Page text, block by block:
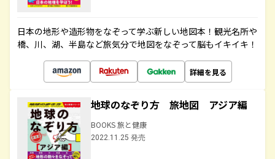
日本の地形や造形物をなぞって学ぶ新しい地図本！観光名所や
橋、川、湖、半島など旅気分で地図をなぞって脳もイキイキ！
詳細を見る
地球のなぞり方 旅地図 アジア編
BOOKS 旅と健康
2022.11.25 発売